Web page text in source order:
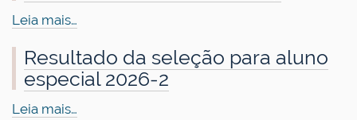
Leia mais…
Resultado da seleção para aluno
especial 2026-2
Leia mais…